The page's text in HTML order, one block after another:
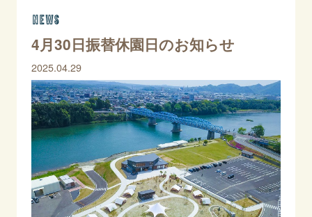
news
4月30日振替休園日のお知らせ
2025.04.29